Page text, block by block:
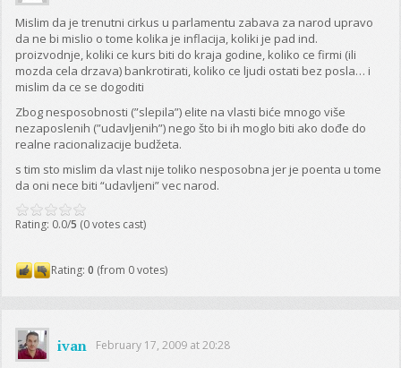
Mislim da je trenutni cirkus u parlamentu zabava za narod upravo
da ne bi mislio o tome kolika je inflacija, koliki je pad ind.
proizvodnje, koliki ce kurs biti do kraja godine, koliko ce firmi (ili
mozda cela drzava) bankrotirati, koliko ce ljudi ostati bez posla… i
mislim da ce se dogoditi
Zbog nesposobnosti (”slepila”) elite na vlasti biće mnogo više
nezaposlenih (”udavljenih”) nego što bi ih moglo biti ako dođe do
realne racionalizacije budžeta.
s tim sto mislim da vlast nije toliko nesposobna jer je poenta u tome
da oni nece biti “udavljeni” vec narod.
Rating: 0.0/5 (0 votes cast)
Rating:0 (from 0 votes)
ivan February 17, 2009 at 20:28